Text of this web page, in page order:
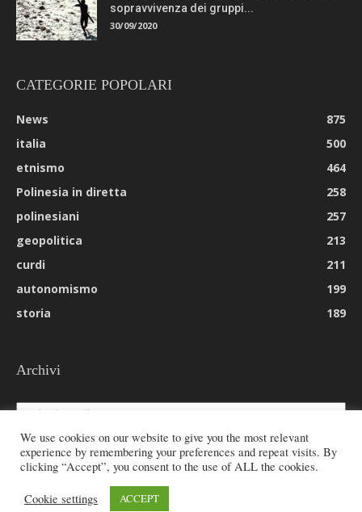
sopravvivenza dei gruppi...
30/09/2020
CATEGORIE POPOLARI
News
875
italia
500
etnismo
464
Polinesia in diretta
258
polinesiani
257
geopolitica
213
curdi
211
autonomismo
199
storia
189
Archivi
Archivi
© 2026 All rights reserved - Etnie -
We use cookies on our website to give you the most relevant
experience by remembering your preferences and repeat visits. By
clicking “Accept”, you consent to the use of ALL the cookies.
Cookie settings ACCEPT